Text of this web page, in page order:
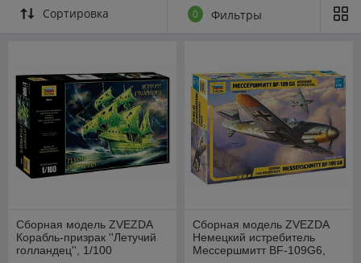
Сортировка 0 Фильтры
Сборная модель ZVEZDA
Корабль-призрак ''Летучий
голландец'', 1/100
Сборная модель ZVEZDA
Немецкий истребитель
Мессершмитт BF-109G6,